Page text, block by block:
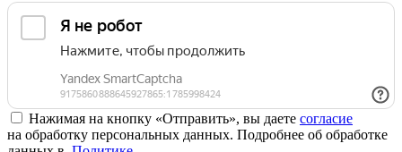
Нажимая на кнопку «Отправить», вы даете согласие
на обработку персональных данных. Подробнее об обработке